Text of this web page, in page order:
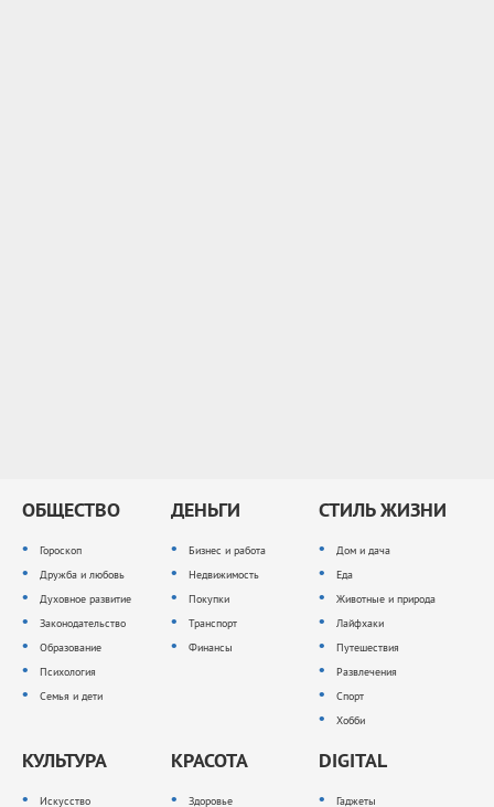
ОБЩЕСТВО
Гороскоп
Дружба и любовь
Духовное развитие
Законодательство
Образование
Психология
Семья и дети
ДЕНЬГИ
Бизнес и работа
Недвижимость
Покупки
Транспорт
Финансы
СТИЛЬ ЖИЗНИ
Дом и дача
Еда
Животные и природа
Лайфхаки
Путешествия
Развлечения
Спорт
Хобби
КУЛЬТУРА
Искусство
КРАСОТА
Здоровье
DIGITAL
Гаджеты